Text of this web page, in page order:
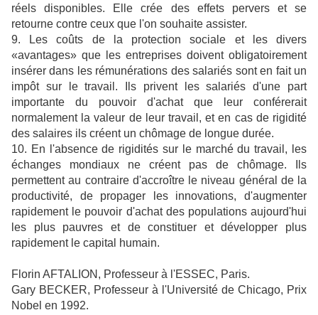
réels disponibles. Elle crée des effets pervers et se
retourne contre ceux que l'on souhaite assister.
9. Les coûts de la protection sociale et les divers
«avantages» que les entreprises doivent obligatoirement
insérer dans les rémunérations des salariés sont en fait un
impôt sur le travail. Ils privent les salariés d'une part
importante du pouvoir d'achat que leur conférerait
normalement la valeur de leur travail, et en cas de rigidité
des salaires ils créent un chômage de longue durée.
10. En l'absence de rigidités sur le marché du travail, les
échanges mondiaux ne créent pas de chômage. Ils
permettent au contraire d'accroître le niveau général de la
productivité, de propager les innovations, d'augmenter
rapidement le pouvoir d'achat des populations aujourd'hui
les plus pauvres et de constituer et développer plus
rapidement le capital humain.
Florin AFTALION, Professeur à l'ESSEC, Paris.
Gary BECKER, Professeur à l'Université de Chicago, Prix
Nobel en 1992.